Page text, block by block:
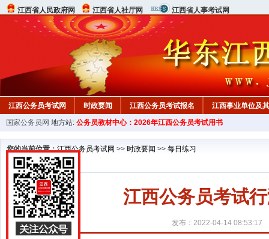
江西省人民政府网 江西省人社厅网 江西省人事考试网
江西公务员考试网 时政要闻 江西公务员考试报名 江西事业单位及
行测真题 在线咨询 教材中心
国家公务员网 地方站: 公务员教材中心：2026年江西公务员考试用书
您的当前位置：江西公务员考试网 >> 时政要闻 >> 每日练习
江西公务员考试
发布：2022-04-14 08:53:17